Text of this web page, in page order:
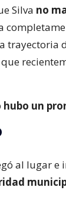
Silva no
trayectoria
hubo un
al lugar e